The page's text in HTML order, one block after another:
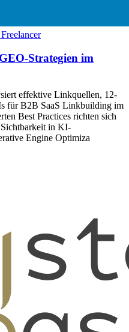
Strategien im
effektive Linkquellen, 12-
für B2B SaaS Linkbuilding im
Best Practices richten sich
in KI-
Engine Optimiza